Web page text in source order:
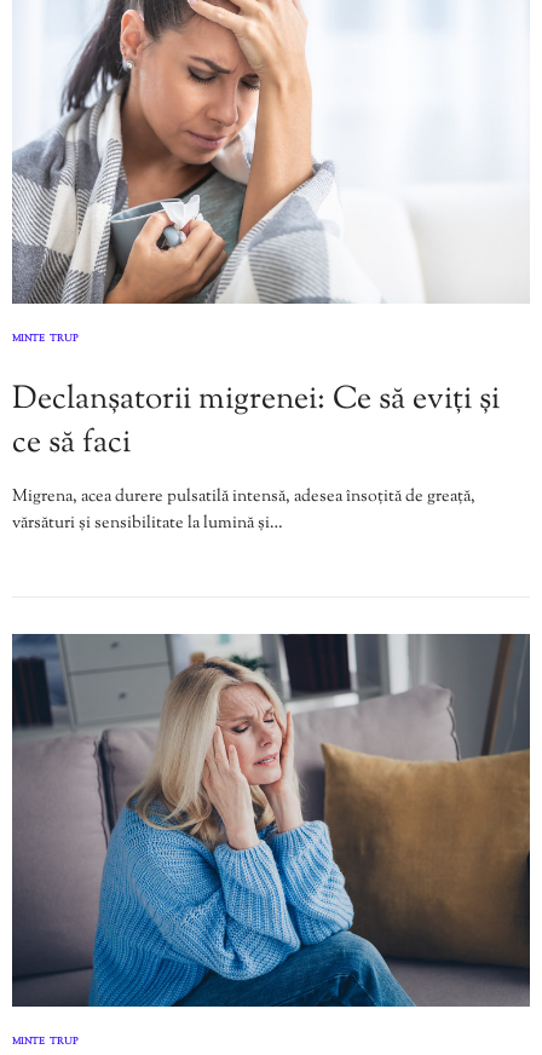
MINTE TRUP
Declanșatorii migrenei: Ce să eviți și
ce să faci
Migrena, acea durere pulsatilă intensă, adesea însoțită de greață,
vărsături și sensibilitate la lumină și…
MINTE TRUP